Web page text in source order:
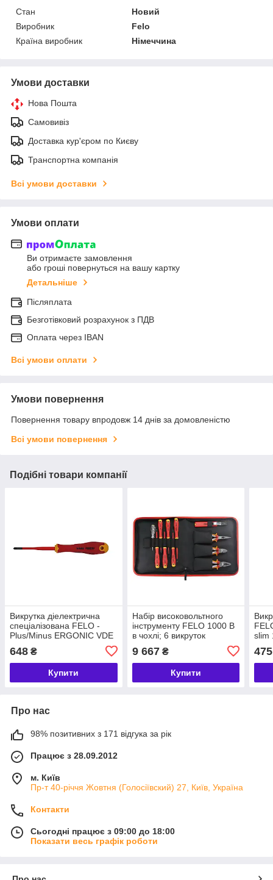
Стан
Новий
Виробник
Felo
Країна виробник
Німеччина
Умови доставки
Нова Пошта
Самовивіз
Доставка кур'єром по Києву
Транспортна компанія
Всі умови доставки
Умови оплати
Ви отримаєте замовлення
або гроші повернуться на вашу картку
Детальніше
Післяплата
Безготівковий розрахунок з ПДВ
Оплата через IBAN
Всі умови оплати
Умови повернення
Повернення товару впродовж 14 днів за домовленістю
Всі умови повернення
Подібні товари компанії
Викрутка діелектрична
спеціалізована FELO -
Plus/Minus ERGONІC VDE
E-slim 1000V Z1x80х105
мм (41719290)
648 ₴
Купити
Набір високовольтного
інструменту FELO 1000 В
в чохлі; 6 викруток
9 667₴
Купити
slim
475
Про нас
98% позитивних з 171 відгука за рік
Працює з 28.09.2012
м. Київ
Пр-т 40-річчя Жовтня (Голосіївский) 27, Київ, Україна
Контакти
Сьогодні працює з 09:00 до 18:00
Показати весь графік роботи